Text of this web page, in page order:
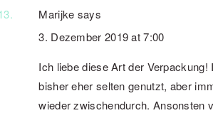
Marijke says
3. Dezember 2019 at 7:00
Ich liebe diese Art der Verpackung!
bisher eher selten genutzt, aber
wieder zwischendurch. Ansonsten